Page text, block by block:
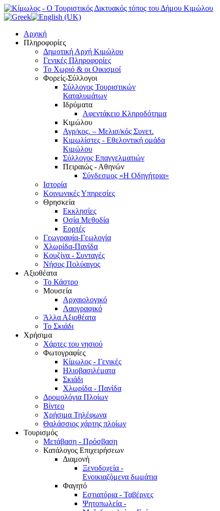
Αρχική
Πληροφορίες
Δημοτική Αρχή Κιμώλου
Γενικές Πληροφορίες
Το Xωριό & οι Οικισμοί
Φορείς-Σύλλογοι
Σύλλογος Τουριστικών
Καταλυμάτων
Ιδρύματα
Αφεντάκειο Κληροδότημα
Κιμώλου
Αγρ/κος. – Μελισ/κός Συνετ.
Κιμωλίστες - Εθελοντική ομάδα
Κιμώλου
Σύλλογος Επαγγελματιών
Πειραιώς - Αθηνών
Σύνδεσμος «Η Οδηγήτρια»
Ιστορία
Κοινωνικές Υπηρεσίες
Θρησκεία
Εκκλησίες
Οσία Μεθοδία
Εορτές
Γεωγραφία-Γεωλογία
Χλωρίδα-Πανίδα
Κουζίνα - Συνταγές
Νήσος Πολύαιγος
Αξιοθέατα
Το Κάστρο
Μουσεία
Αρχαιολογικό
Λαογραφικό
Άλλα Αξιοθέατα
Το Σκιάδι
Χρήσιμα
Χάρτες του νησιού
Φωτογραφίες
Κίμωλος - Γενικές
Ηλιοβασιλέματα
Σκιάδι
Χλωρίδα - Πανίδα
Δρομολόγια Πλοίων
Βίντεο
Χρήσιμα Τηλέφωνα
Θαλάσσιος χάρτης πλοίων
Τουρισμός
Μετάβαση - Πρόσβαση
Κατάλογος Επιχειρήσεων
Διαμονή
Ξενοδοχεία -
Ενοικιαζόμενα δωμάτια
Φαγητό
Εστιατόρια - Ταβέρνες
Ψητοπωλεία -